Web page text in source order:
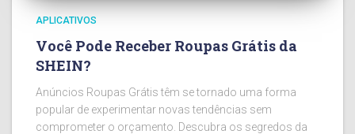
APLICATIVOS
Você Pode Receber Roupas Grátis da
SHEIN?
Anúncios Roupas Grátis têm se tornado uma forma
popular de experimentar novas tendências sem
comprometer o orçamento. Descubra os segredos da